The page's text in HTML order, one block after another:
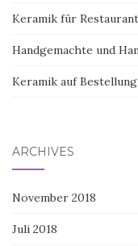
Keramik für Restaurant
Handgemachte und
Keramik auf Bestellung
ARCHIVES
November 2018
Juli 2018